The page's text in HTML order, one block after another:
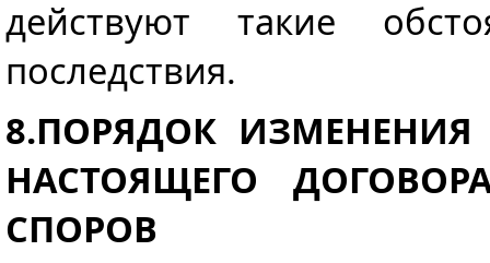
действуют такие
последствия.
8.ПОРЯДОК
НАСТОЯЩЕГО
СПОРОВ